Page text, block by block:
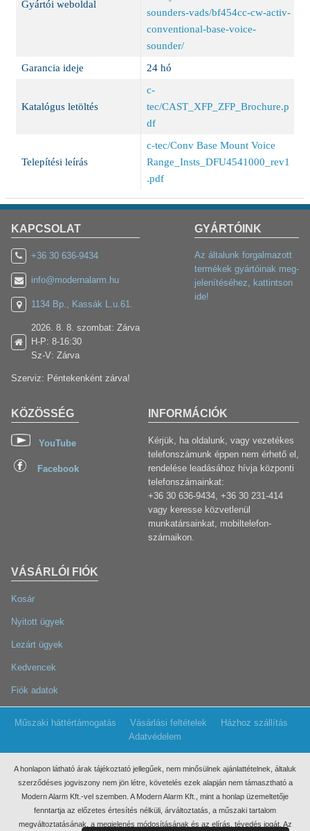
Gyártói weboldal
sounders-vads/bf454cc-cw-activ-
conventional-base-voice-
sounder/
Garancia ideje
24 hó
Katalógus letöltés
c-
tec/CAST_XFP_ZFP_Brochure.p
df
Telepítési leírás
c-tec/Conv Base Mount Voice
Range_Insts_DFU4541000_rev1
.pdf
KAPCSOLAT
+36 30 636-9434
info@modernalarm.hu
1134 Bp., Kassák L.u.61.
2026. 8. 8. szombat: Zárva
H-P: 8-16:30
Sz-V: Zárva
Szerviz: Péntekenként zárva!
VÁSÁRLÓI FIÓK
Kosár
Nyitott ügyek
Lezárt ügyek
Kedvencek
Fiók adatok
KÖZÖSSÉG
YouTube
Facebook
INFORMÁCIÓK
Kérjük, ha oldalunk, vagy vezetékes
telefonszámunk éppen nem érhető el,
rendelése leadásához hívja központi
telefonszámainkat:
+36 30 636-9434, +36 30 231-414
vagy keresse közvetlenül
munkatársainkat, mobiltelefon-
számaikon.
GYÁRTÓINK
Az általunk forgalmazott
termékek gyártóinak meg-
jelenítéséhez, kattintson
ide!
Műszaki háttértámogatás Vásárlási feltételek
Házhoz szállítás
Adatvédelem
A honlapon látható árak tájékoztató jellegűek, nem minősülnek ajánlattételnek, általuk
szerződéses jogviszony nem jön létre, követelés ezek alapján nem támasztható a
Modern Alarm Kft.-vel szemben. A Modern Alarm Kft., mint a honlap üzemeltetője
fenntartja az előzetes értesítés nélküli, árváltoztatás, a műszaki tartalom
megváltoztatásának, a megjelenés módosításának és az elírás, tévedés jogát. Az